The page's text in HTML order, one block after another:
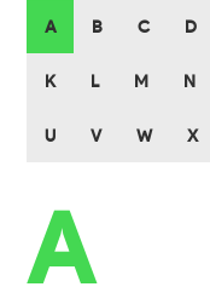
A B C D
K L M N
U V W X
A